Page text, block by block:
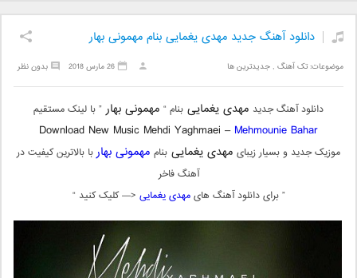
دانلود آهنگ جدید مهدی یغمایی بنام مهمونی بهار
موضوعات:تک آهنگ ,جدیدترین ها بدون نظر 26 مارس 2018
دانلود آهنگ جدید مهدی یغمایی بنام “ مهمونی بهار ” با لینک مستقیم
Download New Music Mehdi Yaghmaei – Mehmounie Bahar
موزیک جدید و بسیار زیبای مهدی یغمایی بنام مهمونی بهاربا بالاترین کیفیت در
آهنگ فاخر
” برای دانلود آهنگ هایمهدی یغمایی <— کلیک کنید “